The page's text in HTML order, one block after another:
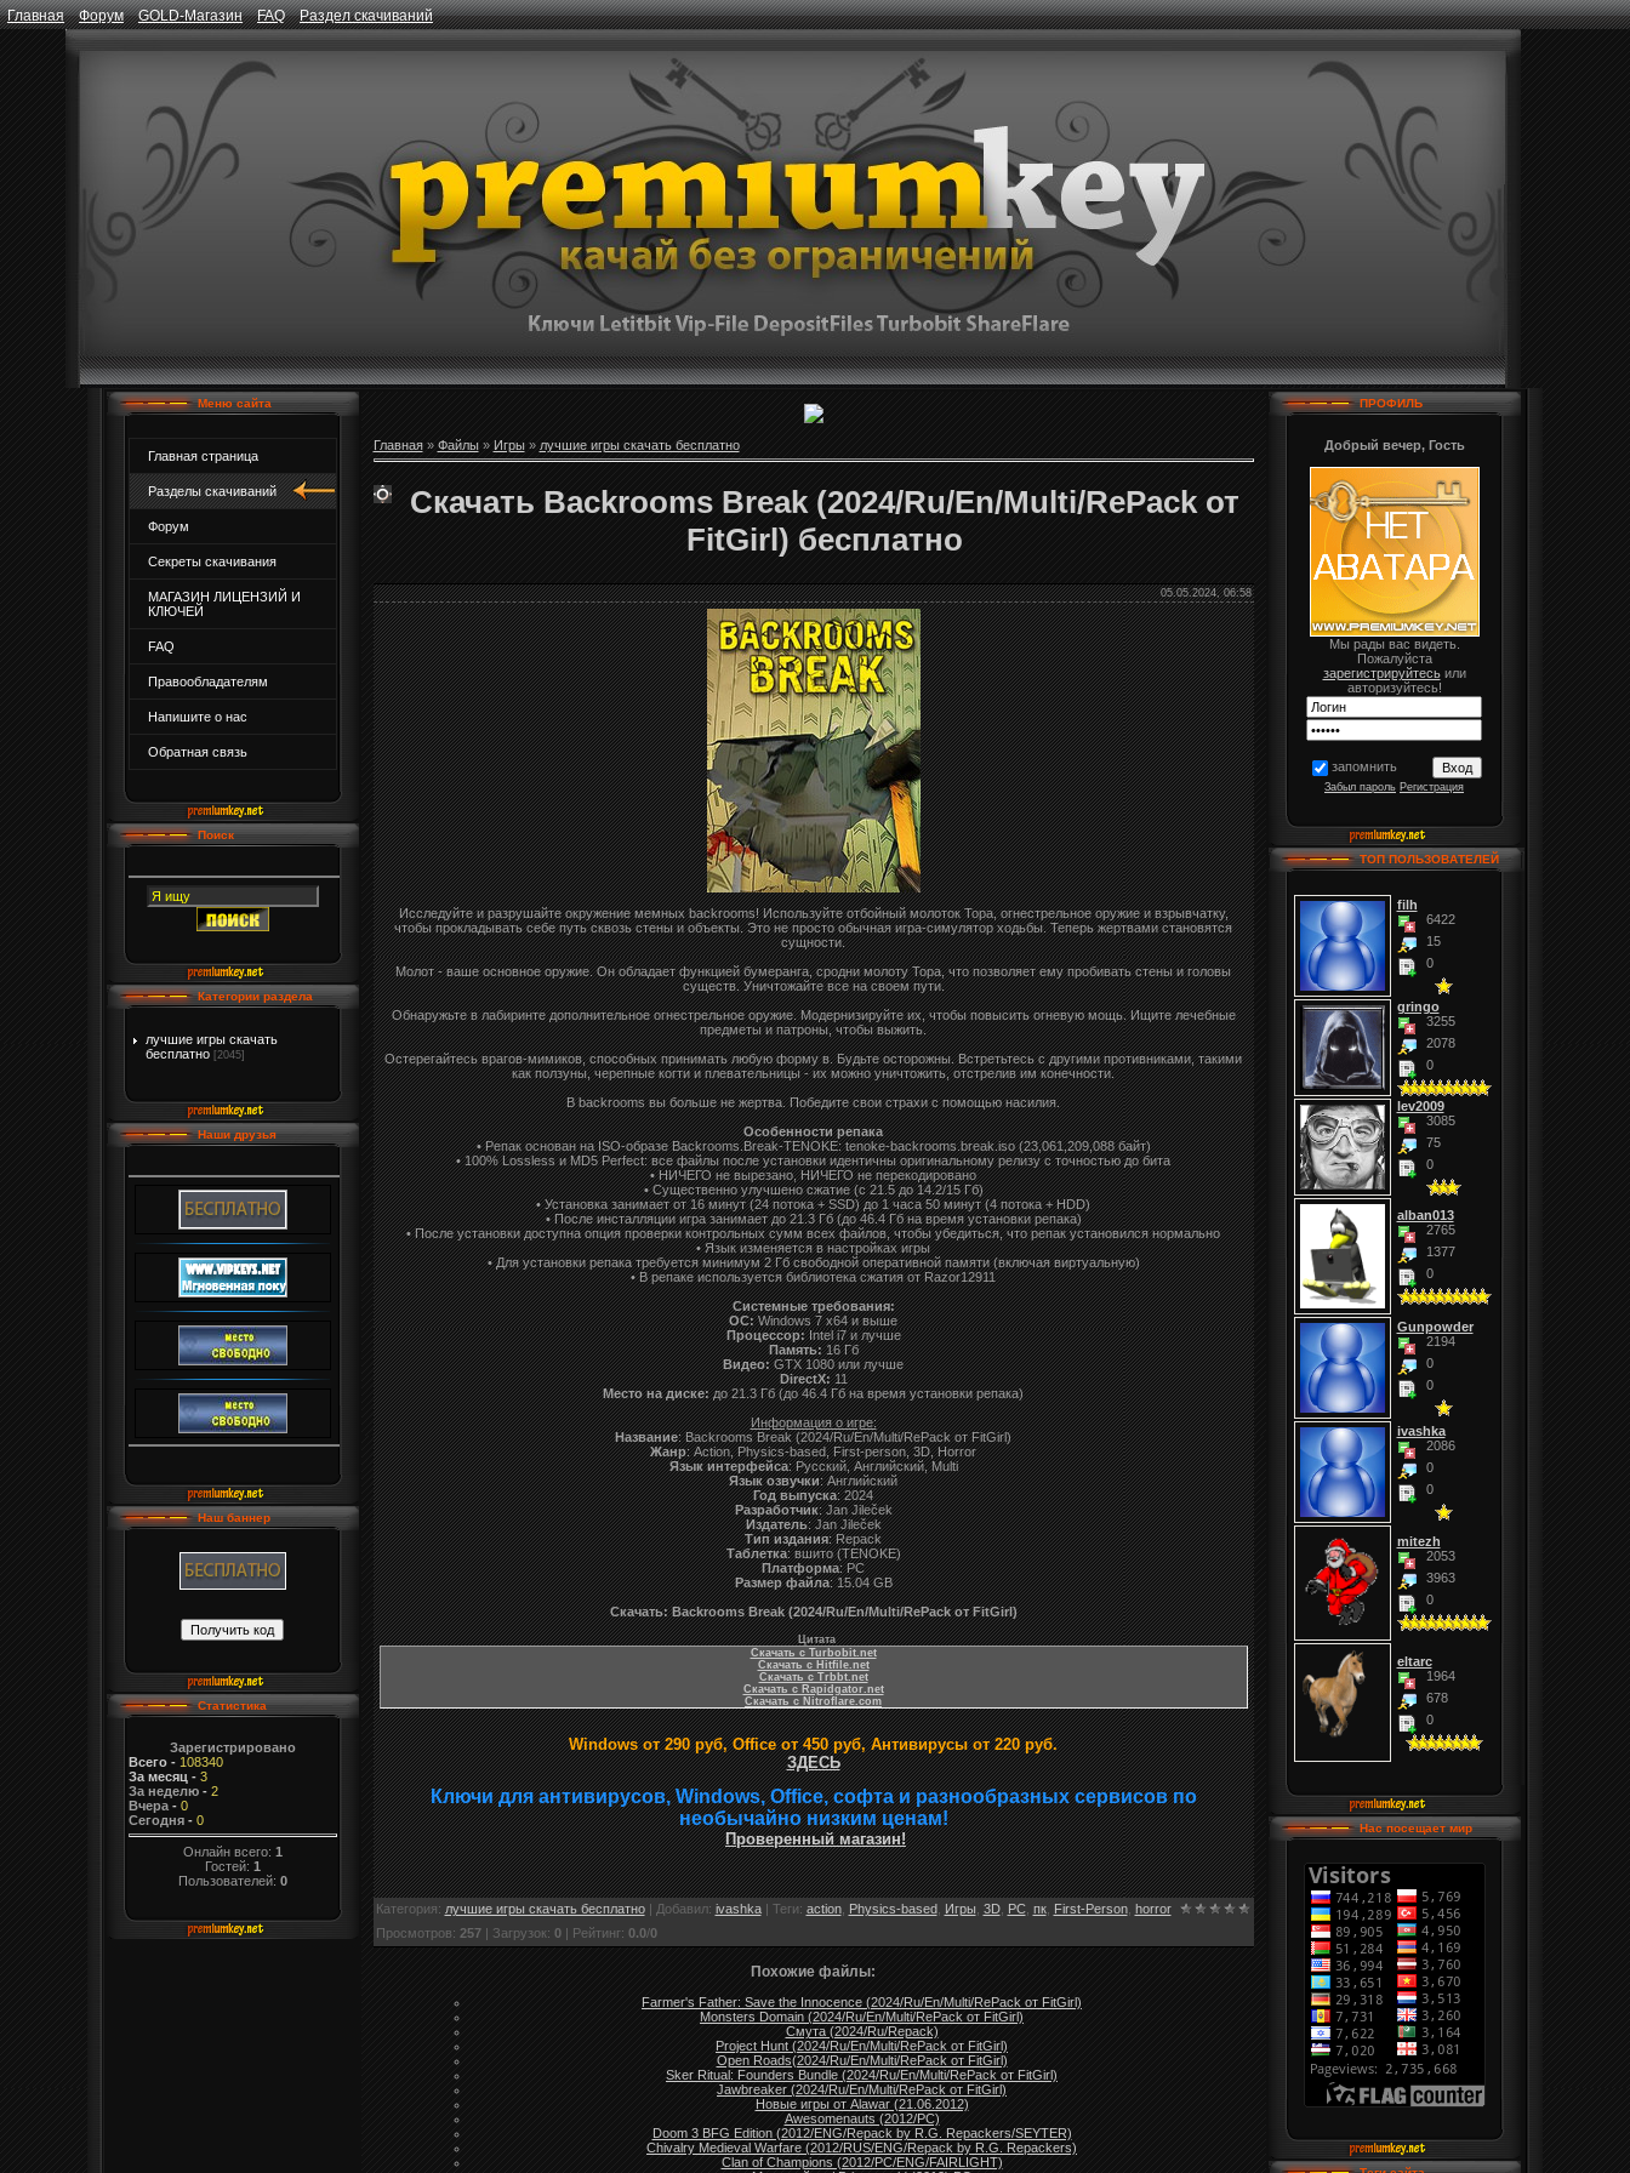
Главная Форум GOLD-Магазин FAQ Раздел скачиваний
Меню сайта
Главная страница
Разделы скачиваний
Форум
Секреты скачивания
МАГАЗИН ЛИЦЕНЗИЙ И
КЛЮЧЕЙ
FAQ
Правообладателям
Напишите о нас
Обратная связь
Поиск
Категории раздела
лучшие игры скачать
бесплатно [2045]
Наши друзья
Наш баннер
Статистика
Зарегистрировано
Всего- 108340
За месяц - 3
За неделю- 2
Вчера- 0
Сегодня- 0
Онлайн всего: 1
Гостей: 1
Пользователей: 0
Главная» Файлы» Игры» лучшие игры скачать бесплатно
Скачать Backrooms Break (2024/Ru/En/Multi/RePack от
FitGirl) бесплатно
05.05.2024, 06:58
Исследуйте и разрушайте окружение мемных backrooms! Используйте отбойный молоток Тора, огнестрельное оружие и взрывчатку,
чтобы прокладывать себе путь сквозь стены и объекты. Это не просто обычная игра-симулятор ходьбы. Теперь жертвами становятся
сущности.
Молот - ваше основное оружие. Он обладает функцией бумеранга, сродни молоту Тора, что позволяет ему пробивать стены и головы
существ. Уничтожайте все на своем пути.
Обнаружьте в лабиринте дополнительное огнестрельное оружие. Модернизируйте их, чтобы повысить огневую мощь. Ищите лечебные
предметы и патроны, чтобы выжить.
Остерегайтесь врагов-мимиков, способных принимать любую форму в. Будьте осторожны. Встретьтесь с другими противниками, такими
как ползуны, черепные когти и плевательницы - их можно уничтожить, отстрелив им конечности.
В backrooms вы больше не жертва. Победите свои страхи с помощью насилия.
Особенности репака
• Репак основан на ISO-образе Backrooms.Break-TENOKE: tenoke-backrooms.break.iso (23,061,209,088 байт)
• 100% Lossless и MD5 Perfect: все файлы после установки идентичны оригинальному релизу с точностью до бита
• НИЧЕГО не вырезано, НИЧЕГО не перекодировано
• Существенно улучшено сжатие (с 21.5 до 14.2/15 Гб)
• Установка занимает от 16 минут (24 потока + SSD) до 1 часа 50 минут (4 потока + HDD)
• После инсталляции игра занимает до 21.3 Гб (до 46.4 Гб на время установки репака)
• После установки доступна опция проверки контрольных сумм всех файлов, чтобы убедиться, что репак установился нормально
• Язык изменяется в настройках игры
• Для установки репака требуется минимум 2 Гб свободной оперативной памяти (включая виртуальную)
• В репаке используется библиотека сжатия от Razor12911
Системные требования:
ОС:Windows 7 x64 и выше
Процессор:Intel i7 и лучше
Память:16 Гб
Видео:GTX 1080 или лучше
DirectX:11
Место на диске:до 21.3 Гб (до 46.4 Гб на время установки репака)
Информация о игре:
Название: Backrooms Break (2024/Ru/En/Multi/RePack от FitGirl)
Жанр: Action, Physics-based, First-person, 3D, Horror
Язык интерфейса: Русский, Aнглийский, Multi
Язык озвучки: Английский
Год выпуска: 2024
Разработчик: Jan Jileček
Издатель: Jan Jileček
Тип издания: Repack
Таблетка: вшито (TENOKE)
Платформа: PC
Размер файла: 15.04 GB
Скачать: Backrooms Break (2024/Ru/En/Multi/RePack от FitGirl)
Цитата
Скачать с Turbobit.net
Скачать с Hitfile.net
Скачать с Trbbt.net
Скачать с Rapidgator.net
Скачать с Nitroflare.com
Windows от 290 руб, Office от 450 руб, Антивирусы от 220 руб.
ЗДЕСЬ
Ключи для антивирусов, Windows, Office, софта и разнообразных сервисов по
необычайно низким ценам!
Проверенный магазин!
Категория: лучшие игры скачать бесплатно| Добавил: ivashka| Теги: action, Physics-based, Игры 3D, PC, пк, First-Person, horror
Просмотров: 257| Загрузок: 0| Рейтинг: 0.0/0
Похожие файлы:
Farmer's Father: Save the Innocence (2024/Ru/En/Multi/RePack от FitGirl)
Monsters Domain (2024/Ru/En/Multi/RePack от FitGirl)
Смута (2024/Ru/Repack)
Project Hunt (2024/Ru/En/Multi/RePack от FitGirl)
Open Roads(2024/Ru/En/Multi/RePack от FitGirl)
Sker Ritual: Founders Bundle (2024/Ru/En/Multi/RePack от FitGirl)
Jawbreaker (2024/Ru/En/Multi/RePack от FitGirl)
Новые игры от Alawar (21.06.2012)
Awesomenauts (2012/PC)
Doom 3 BFG Edition (2012/ENG/Repack by R.G. Repackers/SEYTER)
Chivalry Medieval Warfare (2012/RUS/ENG/Repack by R.G. Repackers)
Clan of Champions (2012/PC/ENG/FAIRLIGHT)
ПРОФИЛЬ
Добрый вечер, Гость
Мы рады вас видеть.
Пожалуйста
зарегистрируйтесьили
авторизуйтесь!
запомнить
Забыл пароль Регистрация
ТОП ПОЛЬЗОВАТЕЛЕЙ
filh
6422
15
0
gringo
3255
2078
0
lev2009
3085
75
0
alban013
2765
1377
0
Gunpowder
2194
0
0
ivashka
2086
0
0
mitezh
2053
3963
0
eltarc
1964
678
0
Нас посещает мир